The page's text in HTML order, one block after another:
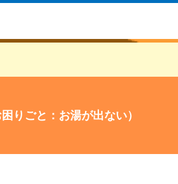
りごと：お湯が出ない）